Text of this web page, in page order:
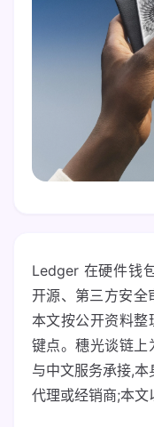
Ledger 在硬件钱
开源、第三方安全
本文按公开资料
键点。穗光谈链
与中文服务承接,
代理或经销商;本文